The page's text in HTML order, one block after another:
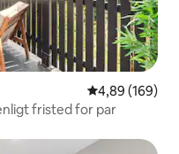
4,89 ud af 5 i
4,89 (169)
fristed for par